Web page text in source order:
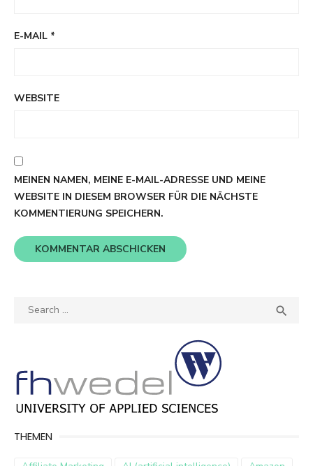
E-MAIL *
WEBSITE
MEINEN NAMEN, MEINE E-MAIL-ADRESSE UND MEINE
WEBSITE IN DIESEM BROWSER FÜR DIE NÄCHSTE
KOMMENTIERUNG SPEICHERN.
Search

THEMEN